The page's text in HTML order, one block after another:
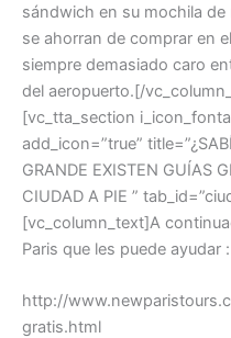
sándwich en su mochila
se ahorran de comprar en
siempre demasiado caro
del aeropuerto.[/
[vc_tta_section
add_icon=”true”
GRANDE EXISTEN GUÍAS
CIUDAD A PIE ”
[vc_column_text]A
Paris que les puede ayudar :
http://
gratis.html